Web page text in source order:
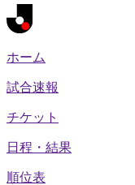
ホーム
試合速報
チケット
日程・結果
順位表